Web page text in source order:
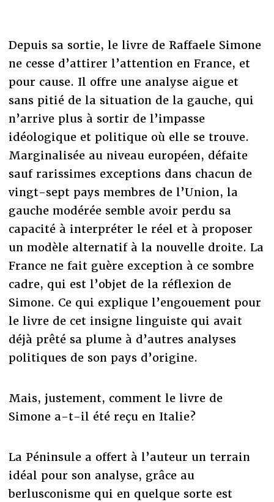
Depuis sa sortie, le livre de Raffaele Simone
ne cesse d’attirer l’attention en France, et
pour cause. Il offre une analyse aigue et
sans pitié de la situation de la gauche, qui
n’arrive plus à sortir de l’impasse
idéologique et politique où elle se trouve.
Marginalisée au niveau européen, défaite
sauf rarissimes exceptions dans chacun de
vingt-sept pays membres de l’Union, la
gauche modérée semble avoir perdu sa
capacité à interpréter le réel et à proposer
un modèle alternatif à la nouvelle droite. La
France ne fait guère exception à ce sombre
cadre, qui est l’objet de la réflexion de
Simone. Ce qui explique l’engouement pour
le livre de cet insigne linguiste qui avait
déjà prêté sa plume à d’autres analyses
politiques de son pays d’origine.
Mais, justement, comment le livre de
Simone a-t-il été reçu en Italie?
La Péninsule a offert à l’auteur un terrain
idéal pour son analyse, grâce au
berlusconisme qui en quelque sorte est